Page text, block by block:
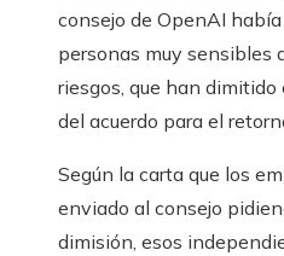
consejo de OpenAI había
personas muy sensibles
riesgos, que han dimitido
del acuerdo para el
Según la carta que los
enviado al consejo
dimisión, esos